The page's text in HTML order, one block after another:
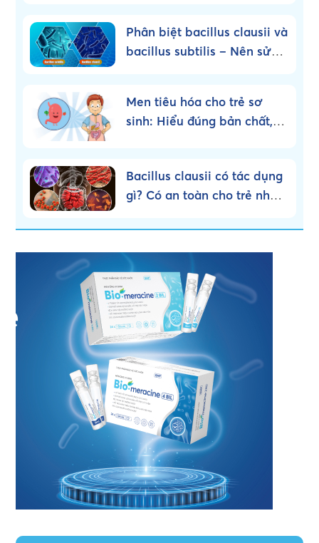
Phân biệt bacillus clausii và
bacillus subtilis – Nên sử
Men tiêu hóa cho trẻ sơ
sinh: Hiểu đúng bản chất,
Bacillus clausii có tác dụng
gì? Có an toàn cho trẻ nhỏ